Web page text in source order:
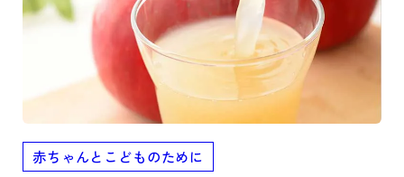
赤ちゃんとこどものために